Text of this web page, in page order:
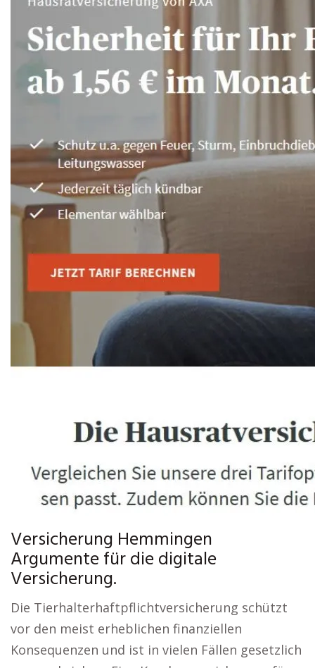
Versicherung Hemmingen
Argumente für die digitale
Versicherung.
Die Tierhalterhaftpflichtversicherung schützt
vor den meist erheblichen finanziellen
Konsequenzen und ist in vielen Fällen gesetzlich